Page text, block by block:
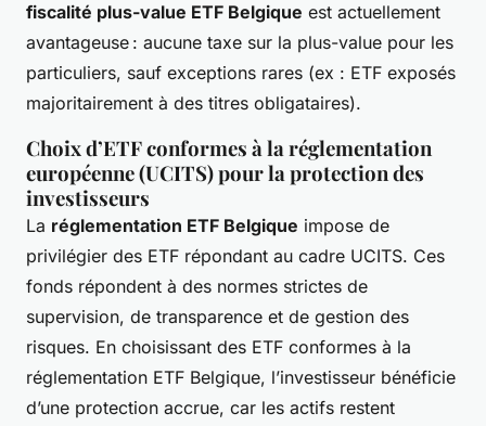
fiscalité plus-value ETF Belgique est actuellement
avantageuse : aucune taxe sur la plus-value pour les
particuliers, sauf exceptions rares (ex : ETF exposés
majoritairement à des titres obligataires).
Choix d’ETF conformes à la réglementation
européenne (UCITS) pour la protection des
investisseurs
La réglementation ETF Belgique impose de
privilégier des ETF répondant au cadre UCITS. Ces
fonds répondent à des normes strictes de
supervision, de transparence et de gestion des
risques. En choisissant des ETF conformes à la
réglementation ETF Belgique, l’investisseur bénéficie
d’une protection accrue, car les actifs restent